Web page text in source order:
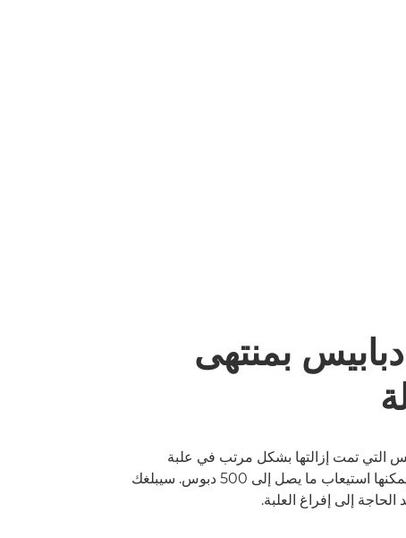
بمنتهى
التي تمت إزالتها بشكل مرتب في علبة
دبابيس مناسبة يمكنها استيعاب ما يصل إلى 500 دبوس. سيبلغك
إلى إفراغ العلبة.